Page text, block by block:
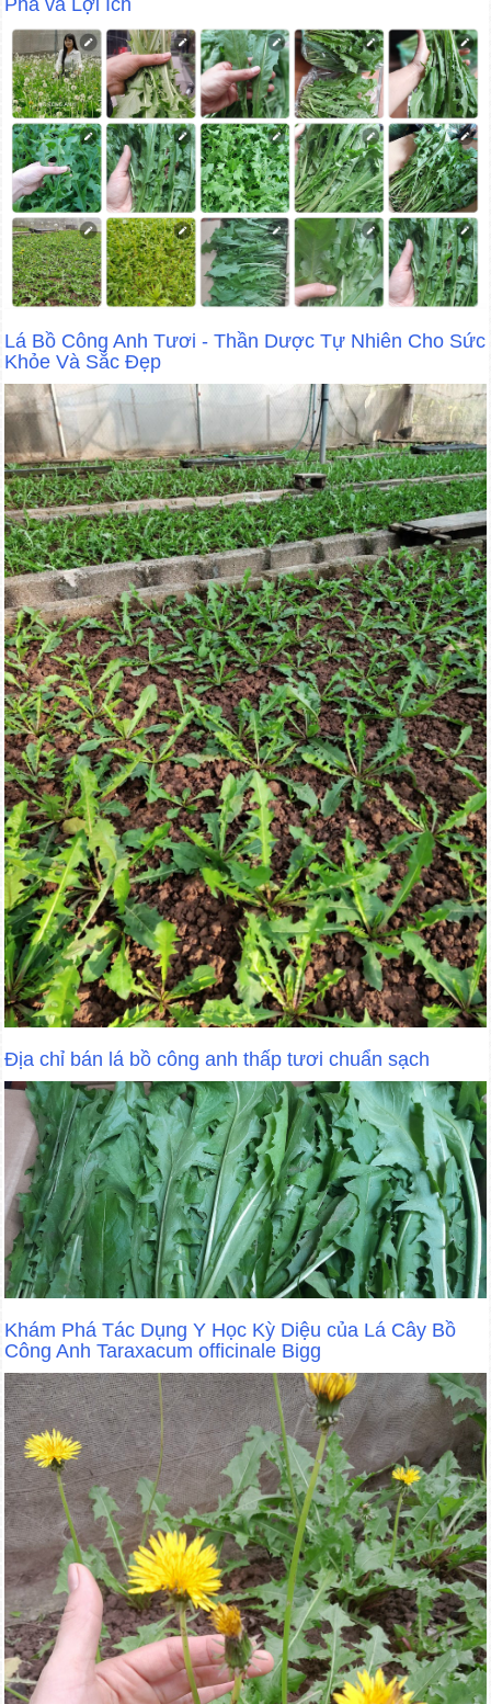
Lá Bồ Công Anh Tươi - Thần Dược Tự Nhiên Cho Sức
Khỏe Và Sắc Đẹp
Địa chỉ bán lá bồ công anh thấp tươi chuẩn sạch
Khám Phá Tác Dụng Y Học Kỳ Diệu của Lá Cây Bồ
Công Anh Taraxacum officinale Bigg